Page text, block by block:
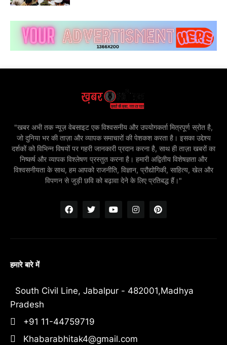
"खबर अभी तक न्यूज़ वेबसाइट एक विश्वसनीय और उपयोगकर्ता मित्रपूर्ण स्रोत है,
जो दुनिया भर की ताज़ा और व्यापक समाचारों की पेशकश करता है। इसका उद्देश्य
दर्शकों को विभिन्न विषयों पर गहरी जानकारी प्रदान करना है, साथ ही ताज़ा खबरों का
निष्कर्ष और व्यापक विश्लेषण प्रस्तुत करना है। हमारी अद्वितीय विशेषज्ञता और
विश्वसनीयता के साथ, हम आपको राजनीति, विज्ञान, प्रौद्योगिकी, साहित्य, खेल और
विपणन से जुड़ी छवि को बढ़ावा देने के लिए प्रतिबद्ध हैं।"
हमारे बारे में
South Civil Line, Jabalpur - 482001,Madhya
Pradesh
+91 11-44759719
Khabarabhitak4@gmail.com